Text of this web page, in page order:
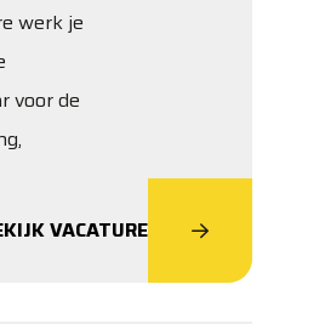
werk je
voor de
VACATURE